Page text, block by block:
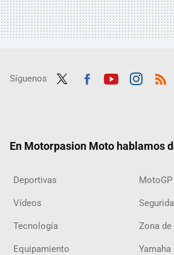
Síguenos
En Motorpasion Moto hablamos
Deportivas MotoGP
Vídeos
Tecnología Zona de
Equipamiento Yamaha